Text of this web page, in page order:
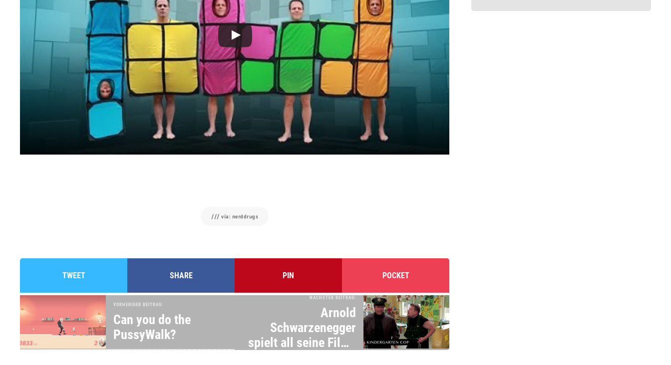
/// via: nerddrugs
TWEET SHARE PIN POCKET
VORHERIGER BEITRAG:
Can you do the
PussyWalk?
NÄCHSTER BEITRAG:
Arnold
Schwarzenegger
spielt all seine Filme